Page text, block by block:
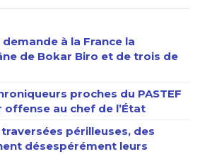
à la France la
de Bokar Biro et de trois de
proches du PASTEF
au chef de l’État
périlleuses, des
désespérément leurs